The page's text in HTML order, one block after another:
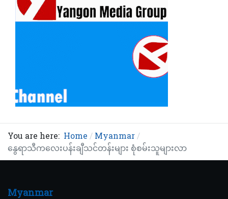
You are here: Home
Myanmar
နွေရာသီကလေးပန်းချီသင်တန်းများ စုံစမ်းသူများလာ
Myanmar